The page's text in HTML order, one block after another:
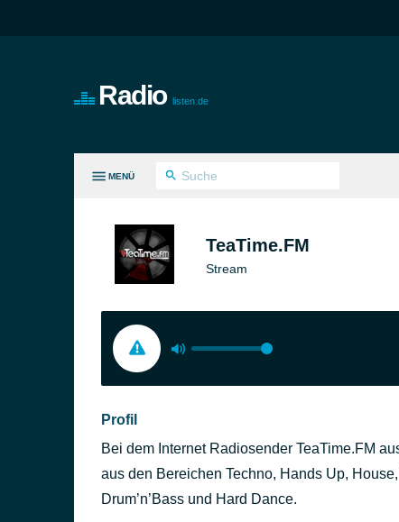
Radio listen.de
MENÜ
TeaTime.FM
Stream
Profil
Bei dem Internet Radiosender TeaTime.FM
aus den Bereichen Techno, Hands Up,
Drum’n’Bass und Hard Dance.